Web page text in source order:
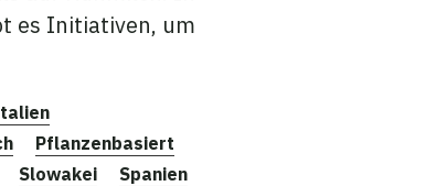
es Initiativen, um
Pflanzenbasiert
Slowakei
Spanien